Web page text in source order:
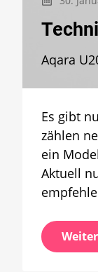
Aqara
Es gibt
zählen
ein
Aktuell